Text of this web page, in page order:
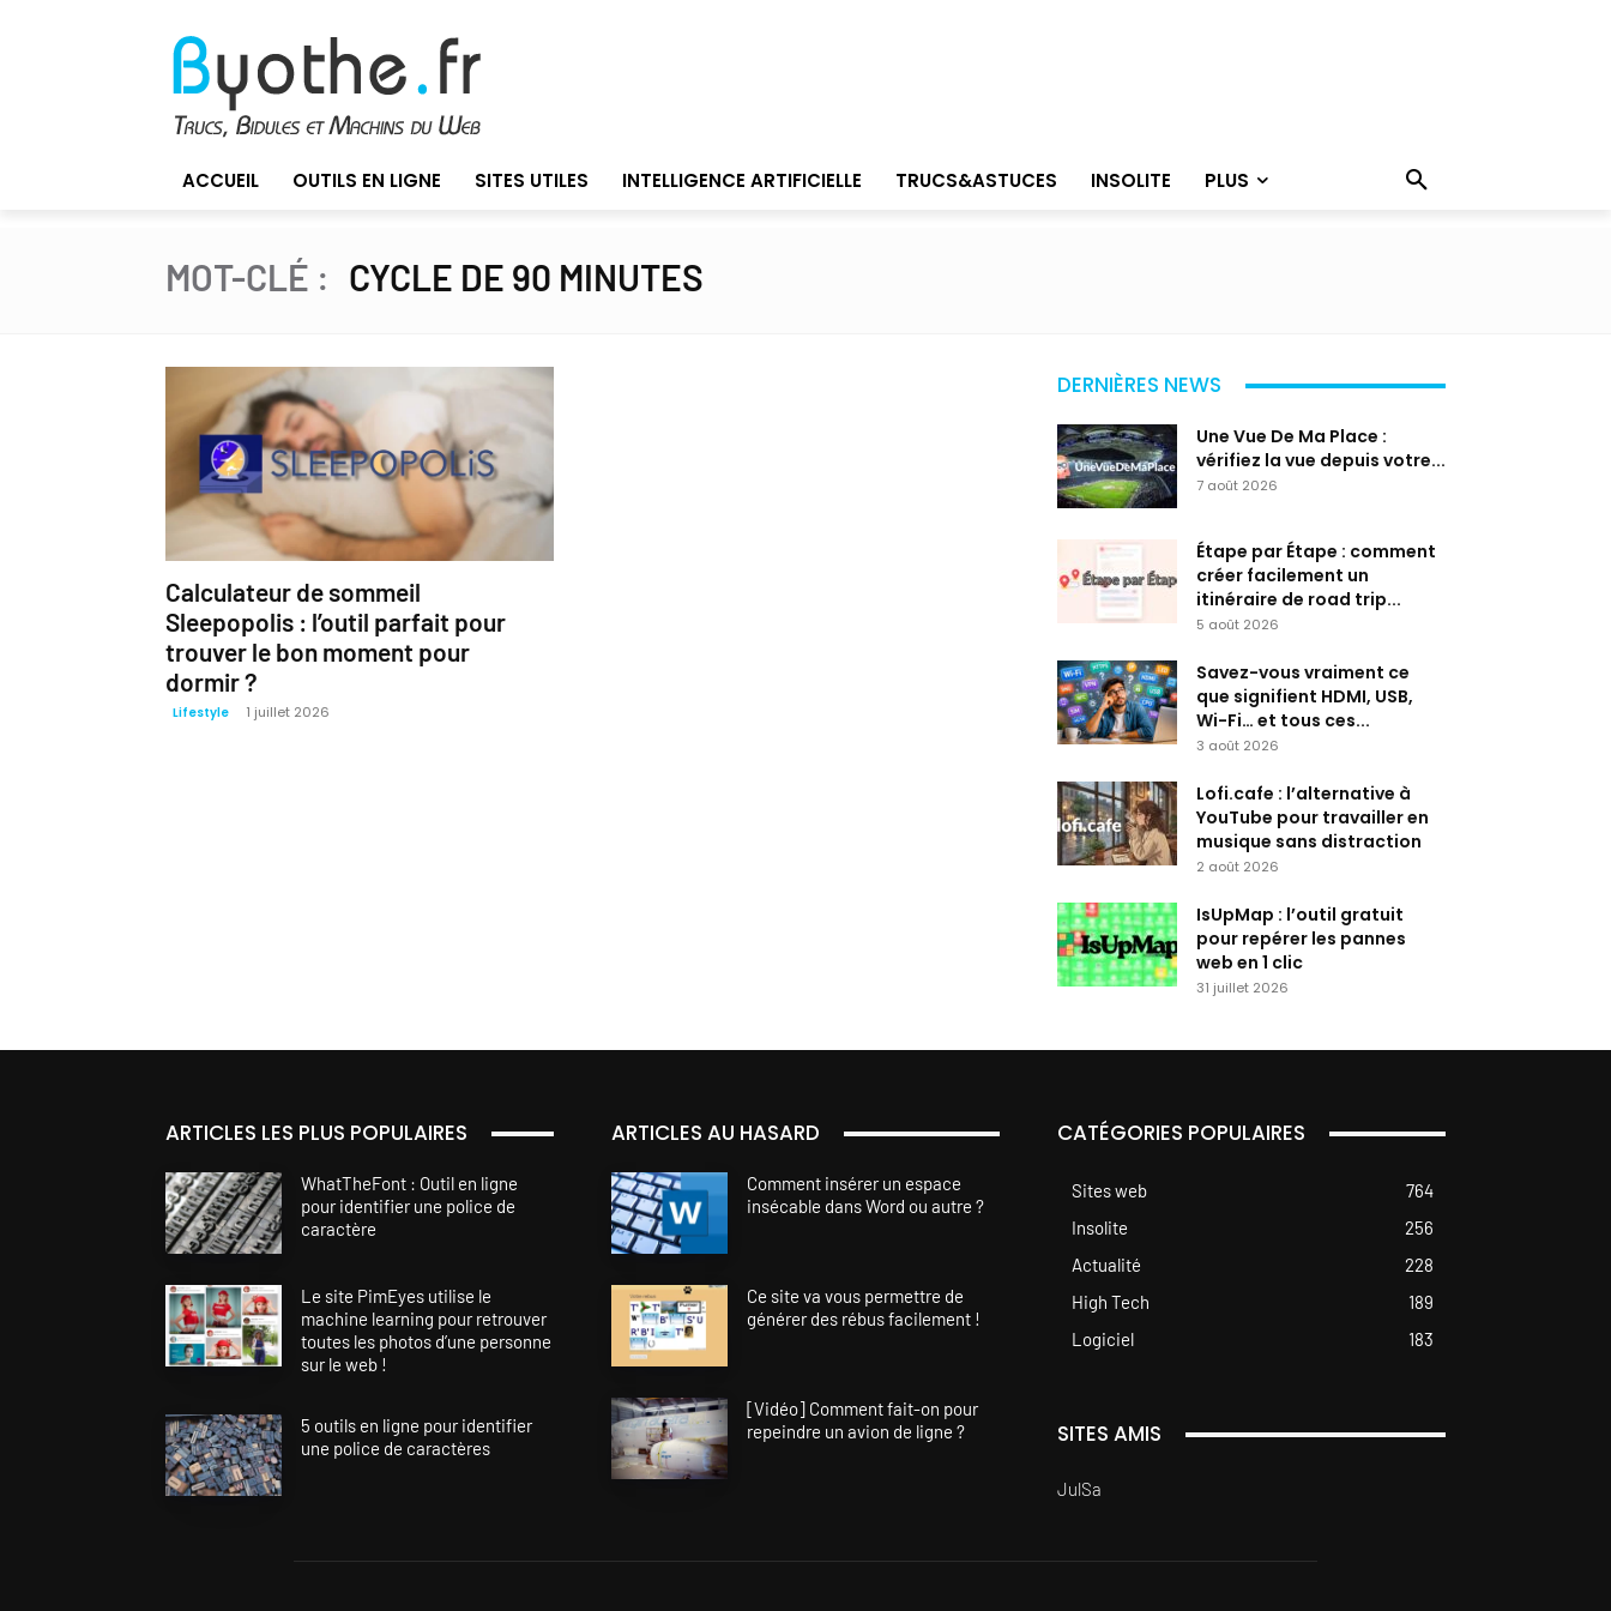
ACCUEIL OUTILS EN LIGNE SITES UTILES INTELLIGENCE ARTIFICIELLE TRUCS&ASTUCES INSOLITE PLUS
MOT-CLÉ : CYCLE DE 90 MINUTES
Calculateur de sommeil
Sleepopolis : l’outil parfait pour
trouver le bon moment pour
dormir ?
Lifestyle 1 juillet 2026
DERNIÈRES NEWS
Une Vue De Ma Place :
vérifiez la vue depuis votre...
7 août 2026
Étape par Étape : comment
créer facilement un
itinéraire de road trip...
5 août 2026
Savez-vous vraiment ce
que signifient HDMI, USB,
Wi-Fi… et tous ces...
3 août 2026
Lofi.cafe : l’alternative à
YouTube pour travailler en
musique sans distraction
2 août 2026
IsUpMap : l’outil gratuit
pour repérer les pannes
web en 1 clic
31 juillet 2026
ARTICLES LES PLUS POPULAIRES
WhatTheFont : Outil en ligne
pour identifier une police de
caractère
Le site PimEyes utilise le
machine learning pour retrouver
toutes les photos d’une personne
sur le web !
5 outils en ligne pour identifier
une police de caractères
ARTICLES AU HASARD
Comment insérer un espace
insécable dans Word ou autre ?
Ce site va vous permettre de
générer des rébus facilement !
[Vidéo] Comment fait-on pour
repeindre un avion de ligne ?
CATÉGORIES POPULAIRES
Sites web
764
Insolite
256
Actualité
228
High Tech
189
Logiciel
183
SITES AMIS
JulSa